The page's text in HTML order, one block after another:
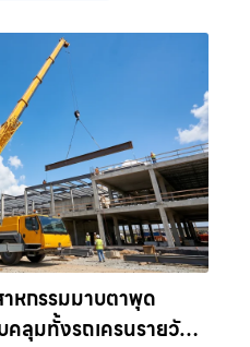
หกรรมมาบตาพุด
คลุมทั้งรถเครนรายวัน